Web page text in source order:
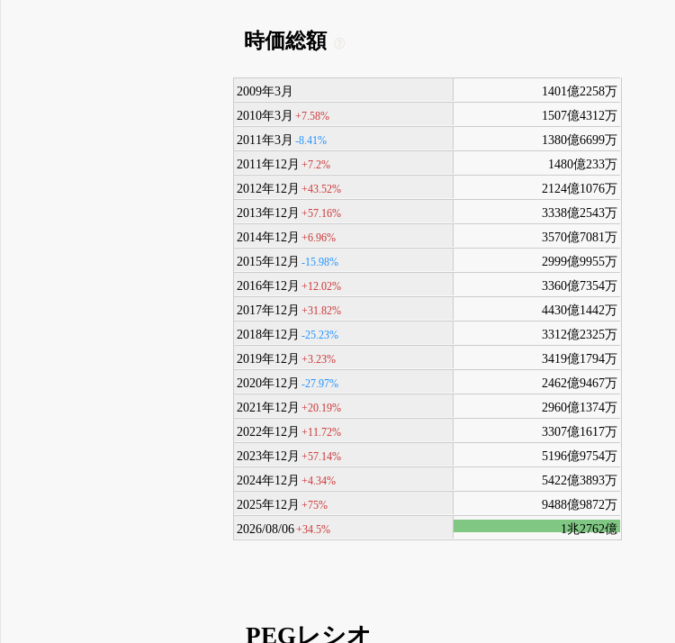
時価総額
2009年3月
1401億2258万
2010年3月 +7.58%
1507億4312万
2011年3月 -8.41%
1380億6699万
2011年12月 +7.2%
1480億233万
2012年12月 +43.52%
2124億1076万
2013年12月 +57.16%
3338億2543万
2014年12月 +6.96%
3570億7081万
2015年12月 -15.98%
2999億9955万
2016年12月 +12.02%
3360億7354万
2017年12月 +31.82%
4430億1442万
2018年12月 -25.23%
3312億2325万
2019年12月 +3.23%
3419億1794万
2020年12月 -27.97%
2462億9467万
2021年12月 +20.19%
2960億1374万
2022年12月 +11.72%
3307億1617万
2023年12月 +57.14%
5196億9754万
2024年12月 +4.34%
5422億3893万
2025年12月 +75%
9488億9872万
2026/08/06+34.5% 1兆2762億
PEGレシオ